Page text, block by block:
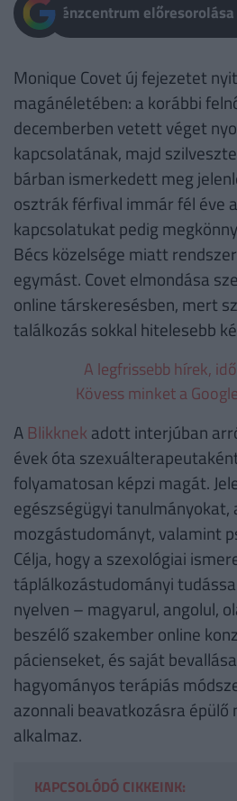
Pénzcentrum
Monique Covet új fejezetet
magánéletében: a korábbi
decemberben vetett véget
kapcsolatának, majd
bárban ismerkedett meg
osztrák férfival immár fél éve
kapcsolatukat pedig
Bécs közelsége miatt
egymást. Covet elmondása
online társkeresésben, mert
találkozás sokkal hitelesebb
A legfrissebb hírek,
Kövess minket a
A Blikknek adott interjúban
évek óta
folyamatosan képzi magát.
egészségügyi
mozgástudományt, valamint
Célja, hogy a szexológiai
táplálkozástudományi
nyelven – magyarul, angolul,
beszélő szakember online
pácienseket, és saját
hagyományos terápiás
azonnali beavatkozásra
alkalmaz.
KAPCSOLÓDÓ CIKKEINK: